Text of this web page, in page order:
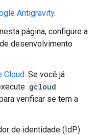
Antigravity.
página, configure a
desenvolvimento
Cloud. Se você já
gcloud
verificar se tem a
de identidade (IdP)